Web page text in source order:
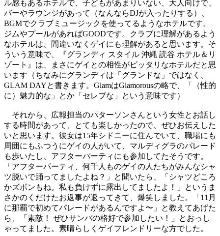
ル感もあるホテルで、子どもがあまりいない、大人向けで、
バーやラウンジがあって（なんならDJが入ったりする）、
BGMでクラブミュージックを使ってるようなホテルです。
ジムやプールがあればGOODです。クラブに理解があるよう
なホテルは、間違いなくゲイにも理解があると思います。そ
ういう意味で、『グランディ スタイル 沖縄 読谷 ホテル＆リ
ゾート』は、まさにゲイとの相性がピッタリなホテルだと思
います（ちなみにグランディは「グランドな」ではなく、
GLAM DAYと書きます。GlamはGlamorousの略で、「（性的
に）魅力的な」とか「セレブな」という意味です）
それから、広報担当のパターソンさんという女性とお話し
する時間があって、とても楽しかったので、ぜひお伝えした
いと思います。彼女は15年シドニーに住んでいて、職場にも
周囲にもふつうにゲイの人がいて、マルディグラのパレード
も歩いたし、アフターパーティにも参加してたそうです。
「アフターパーティ、何千人ものゲイの人たちがみんなシャ
ツ脱いで踊ってましたよね？」と聞いたら、「シャツどころ
かズボンもね。私も負けずに露出してましたよ！」というま
さかのくだけたお返事が返ってきて、爆笑しました。「11月
に那覇で初めてパレードがあるんですよ〜」と教えてあげた
ら、「素敵！ ぜひサンバの格好で参加したい！」とおっし
ゃってました。素晴らしくゲイフレンドリーな方でした。